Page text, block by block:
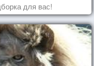
для вас!